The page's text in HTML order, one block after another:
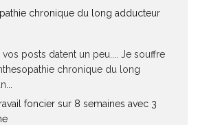
chronique du long adducteur
posts datent un peu.... Je souffre
chronique du long
foncier sur 8 semaines avec 3